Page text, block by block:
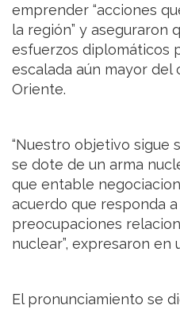
emprender “acciones
la región” y aseguraron
esfuerzos diplomáticos
escalada aún mayor
Oriente.
“Nuestro objetivo sigue
se dote de un arma
que entable
acuerdo que responda
preocupaciones
nuclear”, expresaron en
El pronunciamiento se